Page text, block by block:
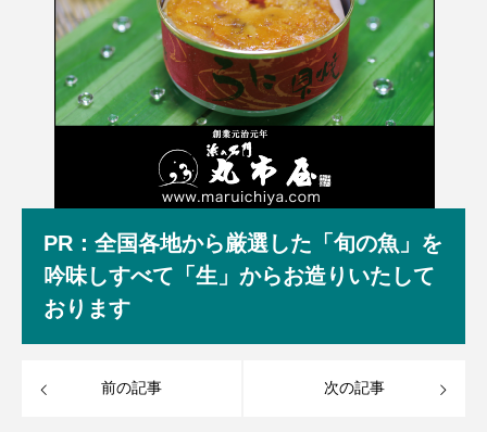
PR：全国各地から厳選した「旬の魚」を
吟味しすべて「生」からお造りいたして
おります
前の記事 次の記事